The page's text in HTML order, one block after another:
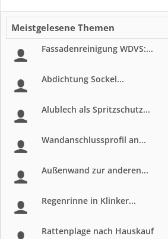
Meistgelesene Themen
Fassadenreinigung WDVS:...
Abdichtung Sockel...
Alublech als Spritzschutz...
Wandanschlussprofil an...
Außenwand zur anderen...
Regenrinne in Klinker...
Rattenplage nach Hauskauf